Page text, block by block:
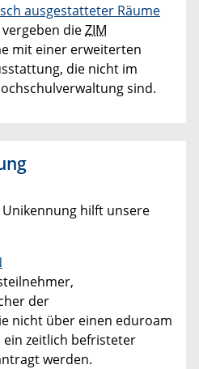
ausgestatteter Räume
dieZIM
mit einer erweiterten
die nicht im
sind.
hilft unsere
der
nicht über einen eduroam
ein zeitlich befristeter
werden.